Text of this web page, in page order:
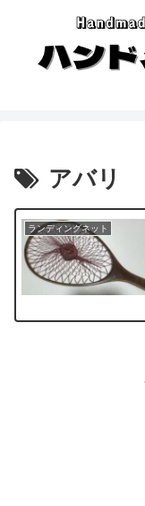
アバリ
ランディングネット